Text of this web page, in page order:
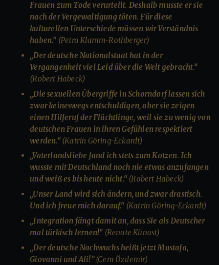
Frauen zum Tode verurteilt. Deshalb musste er sie
nach der Vergewaltigung töten. Für diese
kulturellen Unterschiede müssen wir Verständnis
haben.“ (Petra Klamm-Rothberger)
„Der deutsche Nationalstaat hat in der
Vergangenheit viel Leid über die Welt gebracht.“
(Robert Habeck)
„Die sexuellen Übergriffe in Schorndorf lassen sich
zwar keineswegs entschuldigen, aber sie zeigen
einen Hilferuf der Flüchtlinge, weil sie zu wenig von
deutschen Frauen in ihren Gefühlen respektiert
werden.“ (Katrin Göring-Eckardt)
„Vaterlandsliebe fand ich stets zum Kotzen. Ich
wusste mit Deutschland noch nie etwas anzufangen
und weiß es bis heute nicht.“ (Robert Habeck)
„Unser Land wird sich ändern, und zwar drastisch.
Und ich freue mich darauf.“ (Katrin Göring-Eckardt)
„Integration fängt damit an, dass Sie als Deutscher
mal türkisch lernen!“ (Renate Künast)
„Der deutsche Nachwuchs heißt jetzt Mustafa,
Giovanni und Ali!”(Cem Özdemir)